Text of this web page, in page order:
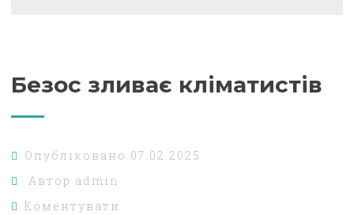
Безос зливає кліматистів
Опубліковано 07.02.2025
Автор admin
Коментувати